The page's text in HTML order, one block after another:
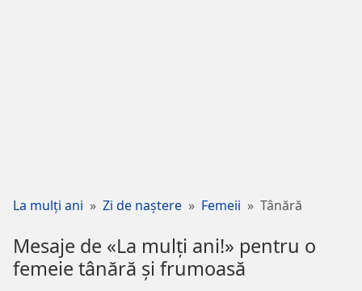
La mulți ani Zi de naștere Femeii Tânără
Mesaje de «La mulți ani!» pentru o
femeie tânără și frumoasă